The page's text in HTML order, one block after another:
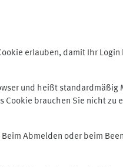
erlauben, damit Ihr
und heißt
brauchen Sie nicht zu
Abmelden oder beim